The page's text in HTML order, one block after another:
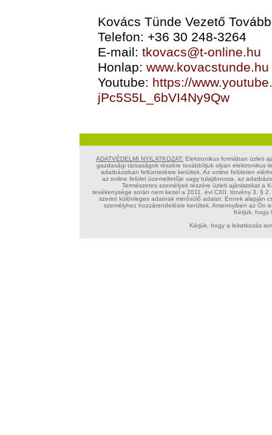
Kovács Tünde Vezető
Telefon: +36 30 248-3264
E-mail: tkovacs@t-online.hu
Honlap: www.kovacstunde.hu
Youtube: https://
jPc5S5L_6bVI4Ny9Qw
ADATVÉDELMI NYILATKOZAT: Elektronikus formában üzleti
gazdasági társaságok részére továbbítjuk olyan elektronikus
adatbázisban feltüntetésre kerültek. Az online felületen
az online felület üzemeltetője vagy tulajdonosa, az
Természetes személyek részére üzleti ajánlatokat a
tevékenysége során nem kezel a 2011. évi CXII. törvény 3. §
szerint különleges adatnak minősülő adatot. Ennek alapján
személyhez hozzárendelésre kerültek. Amennyiben az Ön
Kérjük, hogy
Kérjük, hogy a leiratkozás